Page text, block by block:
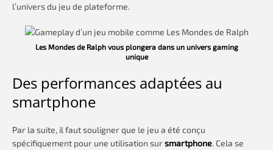
l’univers du jeu de plateforme.
Les Mondes de Ralph vous plongera dans un univers gaming
unique
Des performances adaptées au
smartphone
Par la suite, il faut souligner que le jeu a été conçu
spécifiquement pour une utilisation sursmartphone. Cela se